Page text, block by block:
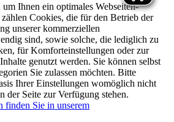
Ihnen ein optimales Webseiten-
Cookies, die für den Betrieb der
unserer kommerziellen
sind, sowie solche, die lediglich zu
für Komforteinstellungen oder zur
genutzt werden. Sie können selbst
Sie zulassen möchten. Bitte
Ihrer Einstellungen womöglich nicht
der Seite zur Verfügung stehen.
Sie in unserem